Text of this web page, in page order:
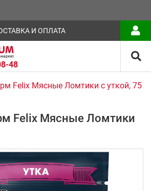
И ОПЛАТА
48
Felix Мясные Ломтики с уткой, 75
Felix Мясные Ломтики